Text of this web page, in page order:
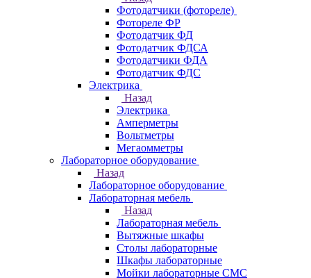
Фотодатчики (фотореле)
Фотореле ФР
Фотодатчик ФД
Фотодатчик ФДСА
Фотодатчики ФДА
Фотодатчик ФДС
Электрика
Назад
Электрика
Амперметры
Вольтметры
Мегаомметры
Лабораторное оборудование
Назад
Лабораторное оборудование
Лабораторная мебель
Назад
Лабораторная мебель
Вытяжные шкафы
Столы лабораторные
Шкафы лабораторные
Мойки лабораторные СМС